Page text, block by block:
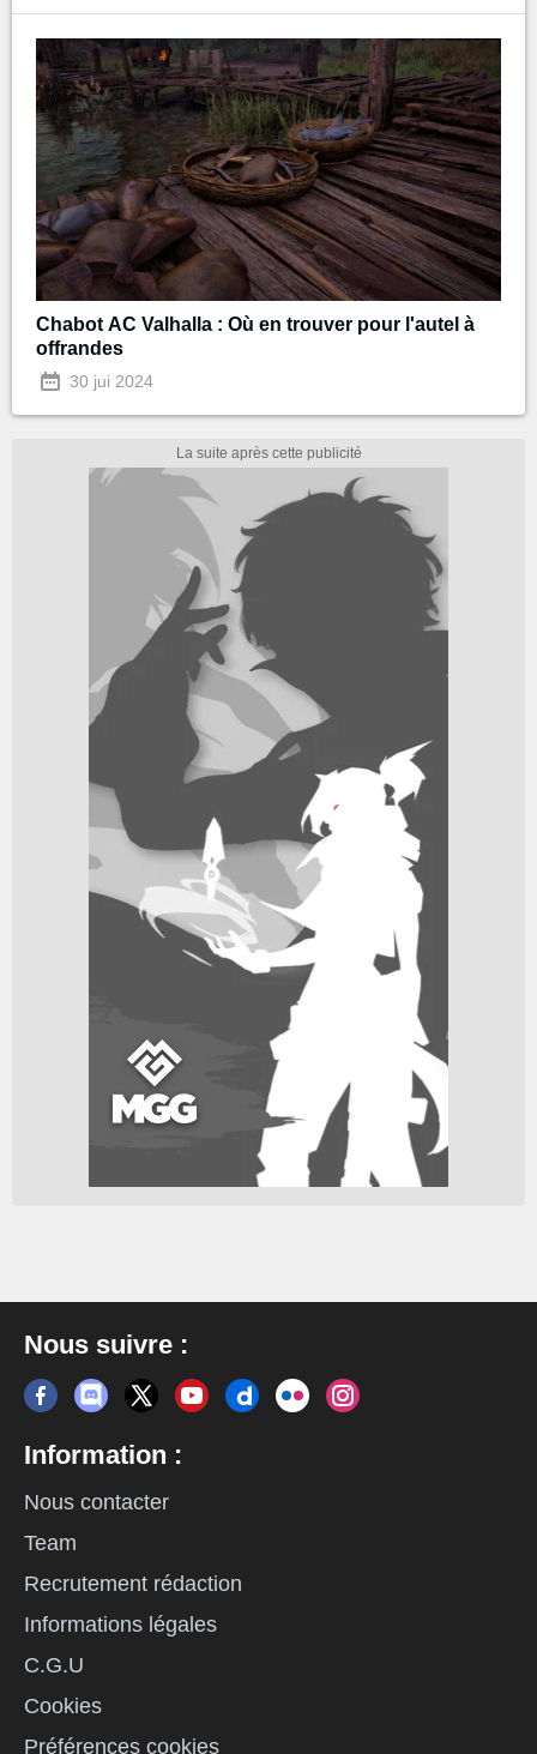
Chabot AC Valhalla : Où en trouver pour l'autel à
offrandes
30 jui 2024
Nous suivre :
Information :
Nous contacter
Team
Recrutement rédaction
Informations légales
C.G.U
Cookies
Préférences cookies